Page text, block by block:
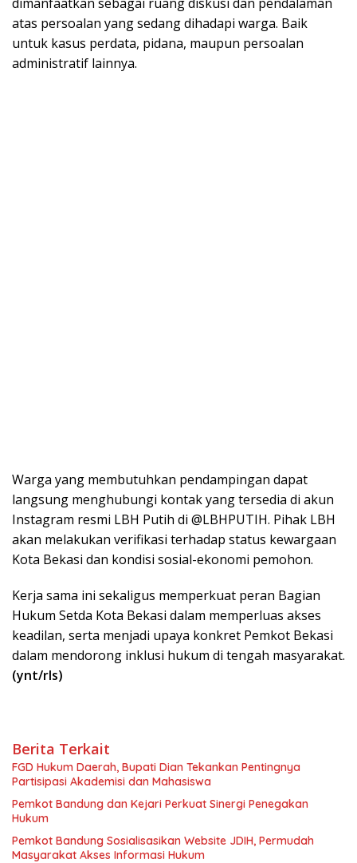
atas persoalan yang sedang dihadapi warga. Baik
untuk kasus perdata, pidana, maupun persoalan
administratif lainnya.
Warga yang membutuhkan pendampingan dapat
langsung menghubungi kontak yang tersedia di akun
Instagram resmi LBH Putih di @LBHPUTIH. Pihak LBH
akan melakukan verifikasi terhadap status kewargaan
Kota Bekasi dan kondisi sosial-ekonomi pemohon.
Kerja sama ini sekaligus memperkuat peran Bagian
Hukum Setda Kota Bekasi dalam memperluas akses
keadilan, serta menjadi upaya konkret Pemkot Bekasi
dalam mendorong inklusi hukum di tengah masyarakat.
(ynt/rls)
Berita Terkait
FGD Hukum Daerah, Bupati Dian Tekankan Pentingnya
Partisipasi Akademisi dan Mahasiswa
Pemkot Bandung dan Kejari Perkuat Sinergi Penegakan
Hukum
Pemkot Bandung Sosialisasikan Website JDIH, Permudah
Masyarakat Akses Informasi Hukum